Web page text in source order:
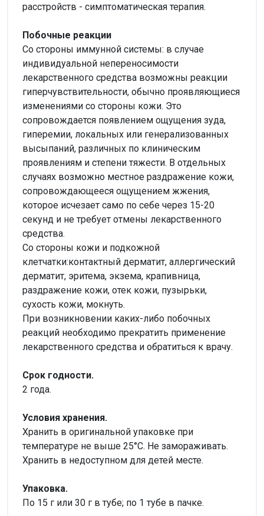
расстройств - симптоматическая терапия.
Побочные реакции
Со стороны иммунной системы: в случае
индивидуальной непереносимости
лекарственного средства возможны реакции
гиперчувствительности, обычно проявляющиеся
изменениями со стороны кожи. Это
сопровождается появлением ощущения зуда,
гиперемии, локальных или генерализованных
высыпаний, различных по клиническим
проявлениям и степени тяжести. В отдельных
случаях возможно местное раздражение кожи,
сопровождающееся ощущением жжения,
которое исчезает само по себе через 15-20
секунд и не требует отмены лекарственного
средства.
Со стороны кожи и подкожной
клетчатки:контактный дерматит, аллергический
дерматит, эритема, экзема, крапивница,
раздражение кожи, отек кожи, пузырьки,
сухость кожи, мокнуть.
При возникновении каких-либо побочных
реакций необходимо прекратить применение
лекарственного средства и обратиться к врачу.
Срок годности.
2 года.
Условия хранения.
Хранить в оригинальной упаковке при
температуре не выше 25°С. Не замораживать.
Хранить в недоступном для детей месте.
Упаковка.
По 15 г или 30 г в тубе; по 1 тубе в пачке.